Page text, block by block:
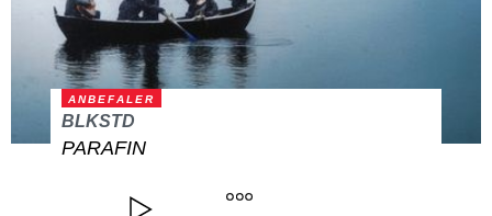
ANBEFALER
BLKSTD
PARAFIN